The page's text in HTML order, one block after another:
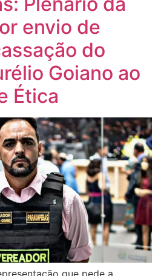
envio de
do
Goiano ao
Ética